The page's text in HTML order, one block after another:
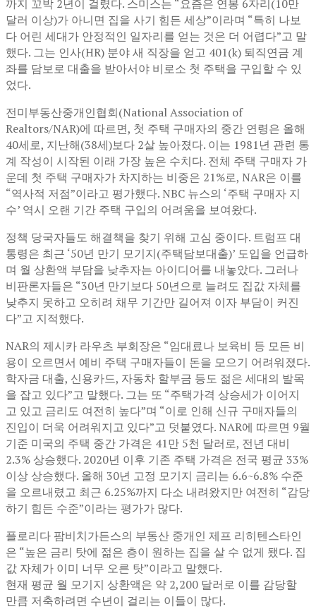
까지 꼬박 2년이 걸렸다. 스미스는 “요즘은 연봉 6자리(10만
달러 이상)가 아니면 집을 사기 힘든 세상”이라며 “특히 나보
다 어린 세대가 안정적인 일자리를 얻는 것은 더 어렵다”고 말
했다. 그는 인사(HR) 분야 새 직장을 얻고 401(k) 퇴직연금 계
좌를 담보로 대출을 받아서야 비로소 첫 주택을 구입할 수 있
었다.
전미부동산중개인협회(National Association of
Realtors/NAR)에 따르면, 첫 주택 구매자의 중간 연령은 올해
40세로, 지난해(38세)보다 2살 높아졌다. 이는 1981년 관련 통
계 작성이 시작된 이래 가장 높은 수치다. 전체 주택 구매자 가
운데 첫 주택 구매자가 차지하는 비중은 21%로, NAR은 이를
“역사적 저점”이라고 평가했다. NBC 뉴스의 ‘주택 구매자 지
수’ 역시 오랜 기간 주택 구입의 어려움을 보여왔다.
정책 당국자들도 해결책을 찾기 위해 고심 중이다. 트럼프 대
통령은 최근 ‘50년 만기 모기지(주택담보대출)’ 도입을 언급하
며 월 상환액 부담을 낮추자는 아이디어를 내놓았다. 그러나
비판론자들은 “30년 만기보다 50년으로 늘려도 집값 자체를
낮추지 못하고 오히려 채무 기간만 길어져 이자 부담이 커진
다”고 지적했다.
NAR의 제시카 라우츠 부회장은 “임대료나 보육비 등 모든 비
용이 오르면서 예비 주택 구매자들이 돈을 모으기 어려워졌다.
학자금 대출, 신용카드, 자동차 할부금 등도 젊은 세대의 발목
을 잡고 있다”고 말했다. 그는 또 “주택가격 상승세가 이어지
고 있고 금리도 여전히 높다”며 “이로 인해 신규 구매자들의
진입이 더욱 어려워지고 있다”고 덧붙였다. NAR에 따르면 9월
기준 미국의 주택 중간 가격은 41만 5천 달러로, 전년 대비
2.3% 상승했다. 2020년 이후 기존 주택 가격은 전국 평균 33%
이상 상승했다. 올해 30년 고정 모기지 금리는 6.6~6.8% 수준
을 오르내렸고 최근 6.25%까지 다소 내려왔지만 여전히 “감당
하기 힘든 수준”이라는 평가가 많다.
플로리다 팜비치가든스의 부동산 중개인 제프 리히텐스타인
은 “높은 금리 탓에 젊은 층이 원하는 집을 살 수 없게 됐다. 집
값 자체가 이미 너무 오른 탓”이라고 말했다.
현재 평균 월 모기지 상환액은 약 2,200 달러로 이를 감당할
만큼 저축하려면 수년이 걸리는 이들이 많다.